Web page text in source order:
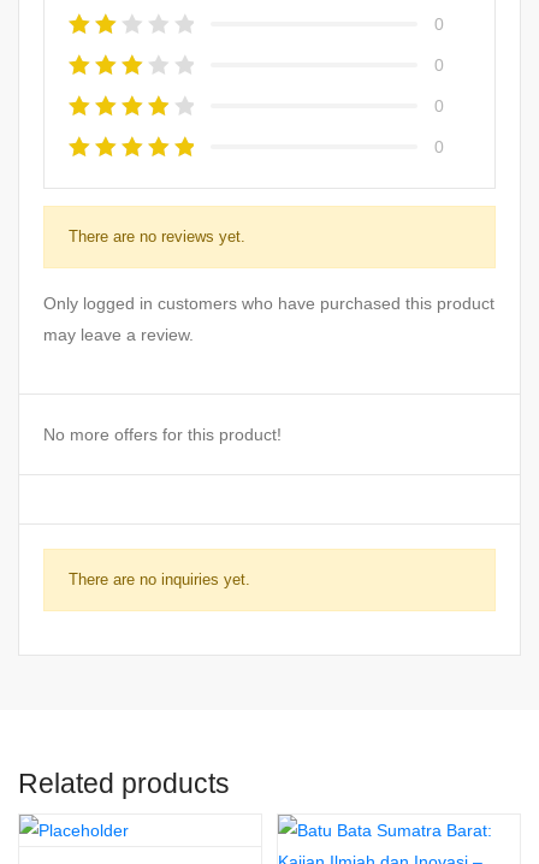
0
0
0
0
There are no reviews yet.
Only logged in customers who have purchased this product
may leave a review.
No more offers for this product!
There are no inquiries yet.
Related products